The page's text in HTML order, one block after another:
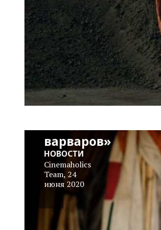
Трейлер:
«В
варваров»
Cinemaholics
Team, 24
июня 2020
НОВОСТИ